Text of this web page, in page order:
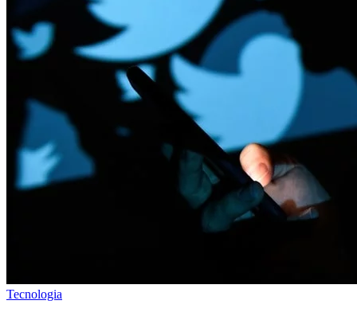
Tecnologia